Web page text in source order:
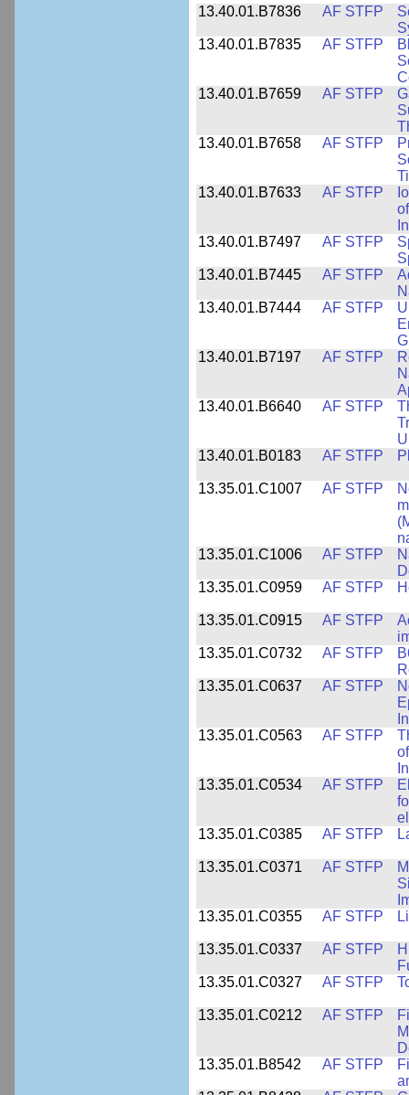
13.40.01.B7836
AF STFP
13.40.01.B7835
AF STFP
13.40.01.B7659
AF STFP
13.40.01.B7658
AF STFP
13.40.01.B7633
AF STFP
13.40.01.B7497
AF STFP
13.40.01.B7445
AF STFP
13.40.01.B7444
AF STFP
13.40.01.B7197
AF STFP
13.40.01.B6640
AF STFP
13.40.01.B0183
AF STFP
13.35.01.C1007 AF STFP
13.35.01.C1006
AF STFP
13.35.01.C0959
AF STFP
13.35.01.C0915 AF STFP
13.35.01.C0732
AF STFP
13.35.01.C0637
AF STFP
13.35.01.C0563
AF STFP
13.35.01.C0534
AF STFP
13.35.01.C0385
AF STFP
13.35.01.C0371 AF STFP
13.35.01.C0355
AF STFP
13.35.01.C0337 AF STFP
13.35.01.C0327
AF STFP
13.35.01.C0212 AF STFP
13.35.01.B8542
AF STFP